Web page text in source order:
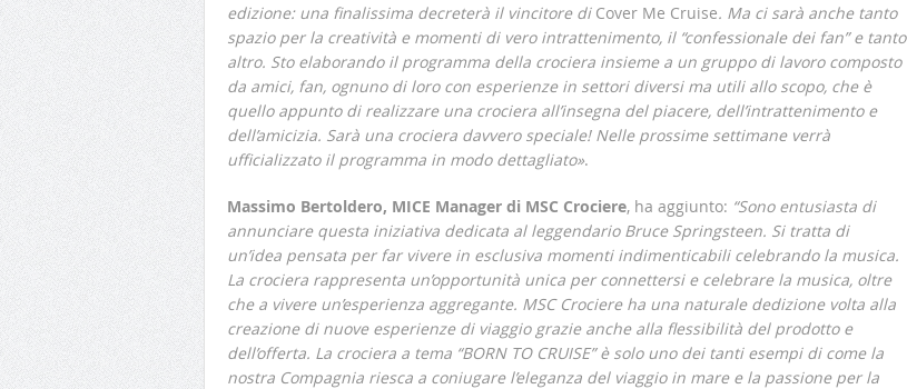
edizione: una finalissima decreterà il vincitore di Cover Me Cruise. Ma ci sarà anche tanto
spazio per la creatività e momenti di vero intrattenimento, il “confessionale dei fan” e tanto
altro. Sto elaborando il programma della crociera insieme a un gruppo di lavoro composto
da amici, fan, ognuno di loro con esperienze in settori diversi ma utili allo scopo, che è
quello appunto di realizzare una crociera all’insegna del piacere, dell’intrattenimento e
dell’amicizia. Sarà una crociera davvero speciale! Nelle prossime settimane verrà
ufficializzato il programma in modo dettagliato».
Massimo Bertoldero, MICE Manager di MSC Crociere, ha aggiunto: “Sono entusiasta di
annunciare questa iniziativa dedicata al leggendario Bruce Springsteen. Si tratta di
un’idea pensata per far vivere in esclusiva momenti indimenticabili celebrando la musica.
La crociera rappresenta un’opportunità unica per connettersi e celebrare la musica, oltre
che a vivere un’esperienza aggregante. MSC Crociere ha una naturale dedizione volta alla
creazione di nuove esperienze di viaggio grazie anche alla flessibilità del prodotto e
dell’offerta. La crociera a tema “BORN TO CRUISE” è solo uno dei tanti esempi di come la
nostra Compagnia riesca a coniugare l’eleganza del viaggio in mare e la passione per la